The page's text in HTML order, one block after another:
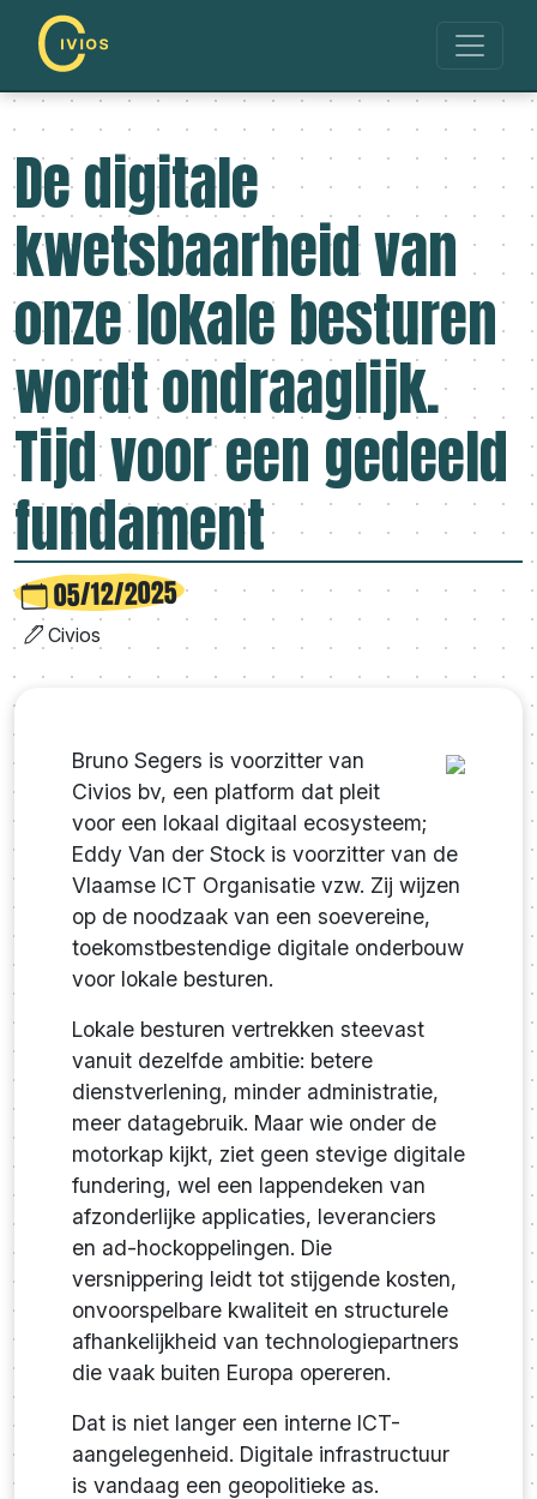
De digitale
kwetsbaarheid van
onze lokale besturen
wordt ondraaglijk.
Tijd voor een gedeeld
fundament
05/12/2025
Civios
Bruno Segers is voorzitter van
Civios bv, een platform dat pleit
voor een lokaal digitaal ecosysteem;
Eddy Van der Stock is voorzitter van de
Vlaamse ICT Organisatie vzw. Zij wijzen
op de noodzaak van een soevereine,
toekomstbestendige digitale onderbouw
voor lokale besturen.
Lokale besturen vertrekken steevast
vanuit dezelfde ambitie: betere
dienstverlening, minder administratie,
meer datagebruik. Maar wie onder de
motorkap kijkt, ziet geen stevige digitale
fundering, wel een lappendeken van
afzonderlijke applicaties, leveranciers
en ad-hockoppelingen. Die
versnippering leidt tot stijgende kosten,
onvoorspelbare kwaliteit en structurele
afhankelijkheid van technologiepartners
die vaak buiten Europa opereren.
Dat is niet langer een interne ICT-
aangelegenheid. Digitale infrastructuur
is vandaag een geopolitieke as.